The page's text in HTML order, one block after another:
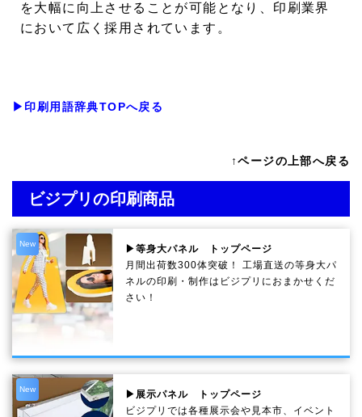
を大幅に向上させることが可能となり、印刷業界
において広く採用されています。
▶印刷用語辞典TOPへ戻る
↑ページの上部へ戻る
ビジプリの印刷商品
New
▶等身大パネル トップページ
月間出荷数300体突破！ 工場直送の等身大パ
ネルの印刷・制作は ビジプリ におまかせくだ
さい！
New
▶展示パネル トップページ
ビジプリでは各種展示会や見本市、イベント